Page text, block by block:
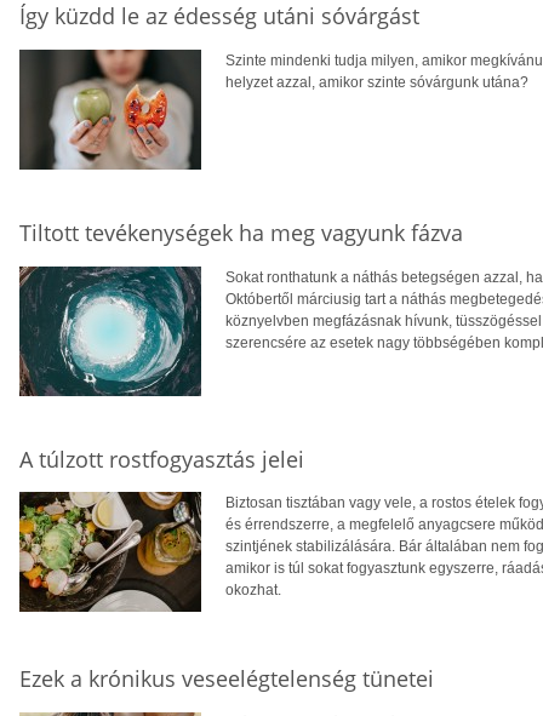
Így küzdd le az édesség utáni sóvárgást
Szinte mindenki tudja milyen, amikor
helyzet azzal, amikor szinte sóvárgunk utána?
Tiltott tevékenységek ha meg vagyunk fázva
Sokat ronthatunk a náthás betegségen azzal,
Októbertől márciusig tart a náthás
köznyelvben megfázásnak hívunk,
szerencsére az esetek nagy többségében
A túlzott rostfogyasztás jelei
Biztosan tisztában vagy vele, a rostos ételek
és érrendszerre, a megfelelő anyagcsere
szintjének stabilizálására. Bár általában nem
amikor is túl sokat fogyasztunk egyszerre,
okozhat.
Ezek a krónikus veseelégtelenség tünetei